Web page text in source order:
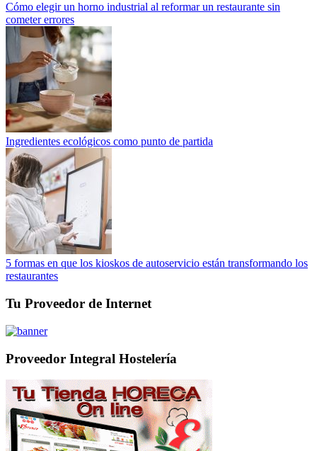
Cómo elegir un horno industrial al reformar un restaurante sin
cometer errores
Ingredientes ecológicos como punto de partida
5 formas en que los kioskos de autoservicio están transformando los
restaurantes
Tu Proveedor de Internet
Proveedor Integral Hostelería